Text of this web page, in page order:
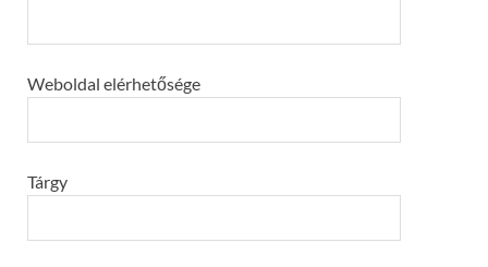
Weboldal elérhetősége
Tárgy